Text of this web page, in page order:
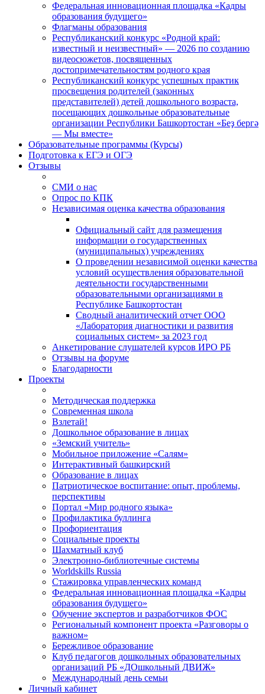
Федеральная инновационная площадка «Кадры
образования будущего»
Флагманы образования
Республиканский конкурс «Родной край:
известный и неизвестный» — 2026 по созданию
видеосюжетов, посвященных
достопримечательностям родного края
Республиканский конкурс успешных практик
просвещения родителей (законных
представителей) детей дошкольного возраста,
посещающих дошкольные образовательные
организации Республики Башкортостан «Беҙ бергә
— Мы вместе»
Образовательные программы (Курсы)
Подготовка к ЕГЭ и ОГЭ
Отзывы
СМИ о нас
Опрос по КПК
Независимая оценка качества образования
Официальный сайт для размещения
информации о государственных
(муниципальных) учреждениях
О проведении независимой оценки качества
условий осуществления образовательной
деятельности государственными
образовательными организациями в
Республике Башкортостан
Сводный аналитический отчет ООО
«Лаборатория диагностики и развития
социальных систем» за 2023 год
Анкетирование слушателей курсов ИРО РБ
Отзывы на форуме
Благодарности
Проекты
Методическая поддержка
Современная школа
Взлетай!
Дошкольное образование в лицах
«Земский учитель»
Мобильное приложение «Салям»
Интерактивный башкирский
Образование в лицах
Патриотическое воспитание: опыт, проблемы,
перспективы
Портал «Мир родного языка»
Профилактика буллинга
Профориентация
Социальные проекты
Шахматный клуб
Электронно-библиотечные системы
Worldskills Russia
Стажировка управленческих команд
Федеральная инновационная площадка «Кадры
образования будущего»
Обучение экспертов и разработчиков ФОС
Региональный компонент проекта «Разговоры о
важном»
Бережливое образование
Клуб педагогов дошкольных образовательных
организаций РБ «ДОшкольный ДВИЖ»
Международный день семьи
Личный кабинет